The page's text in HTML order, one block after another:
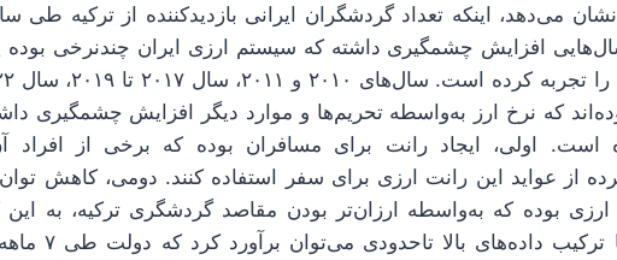
می‌دهد، اینکه تعداد گردشگران ایرانی بازدیدکننده از ترکیه طی
در سال‌هایی افزایش چشمگیری داشته که سیستم ارزی ایران چندنرخی بوده
بوده‌اند که نرخ ارز به‌واسطه تحریم‌ها و موارد دیگر افزایش چشمگیری
است. اولی، ایجاد رانت برای مسافران بوده که برخی از افراد
از عواید این رانت ارزی برای سفر استفاده کنند. دومی، کاهش
بوده که به‌واسطه ارزان‌تر بودن مقاصد گردشگری ترکیه، به این
سفر کرده‌اند. در ادامه با ترکیب داده‌های